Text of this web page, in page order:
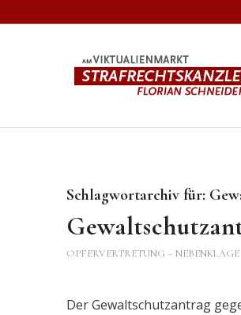
Schlagwortarchiv für:
OPFERVERTRETUNG – NEBENKLAGE
Der Gewaltschutzantrag